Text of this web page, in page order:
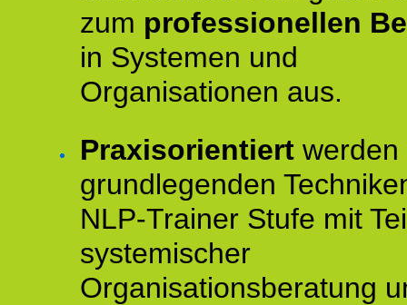
zum professionellen
in Systemen und
Organisationen aus.
Praxisorientiert werden
grundlegenden
NLP-Trainer Stufe mit
systemischer
Organisationsberatung